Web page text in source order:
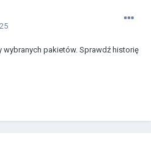
wybranych pakietów. Sprawdź historię